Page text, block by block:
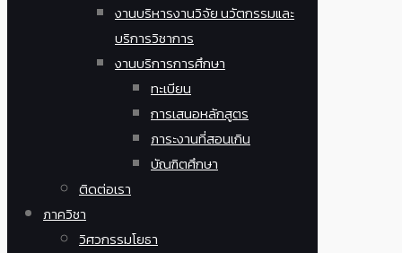
งานบริหารงานวิจัย นวัตกรรมและ
บริการวิชาการ
งานบริการการศึกษา
ทะเบียน
การเสนอหลักสูตร
ภาระงานที่สอนเกิน
บัณฑิตศึกษา
ติดต่อเรา
ภาควิชา
วิศวกรรมโยธา